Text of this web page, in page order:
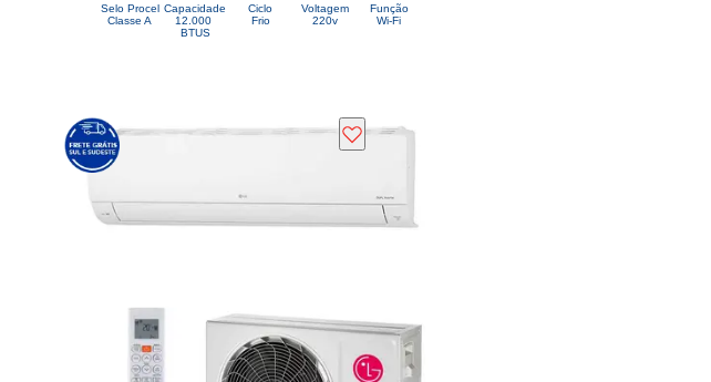
Selo Procel
Classe A
Capacidade
12.000
BTUS
Ciclo
Frio
Voltagem
220v
Função
Wi-Fi